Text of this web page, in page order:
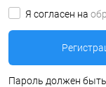
Я согласен на
Пароль должен